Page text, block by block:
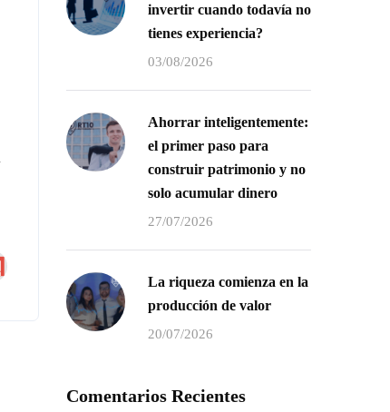
invertir cuando todavía no
tienes experiencia?
03/08/2026
Ahorrar inteligentemente:
el primer paso para
construir patrimonio y no
solo acumular dinero
27/07/2026
La riqueza comienza en la
producción de valor
20/07/2026
Comentarios Recientes